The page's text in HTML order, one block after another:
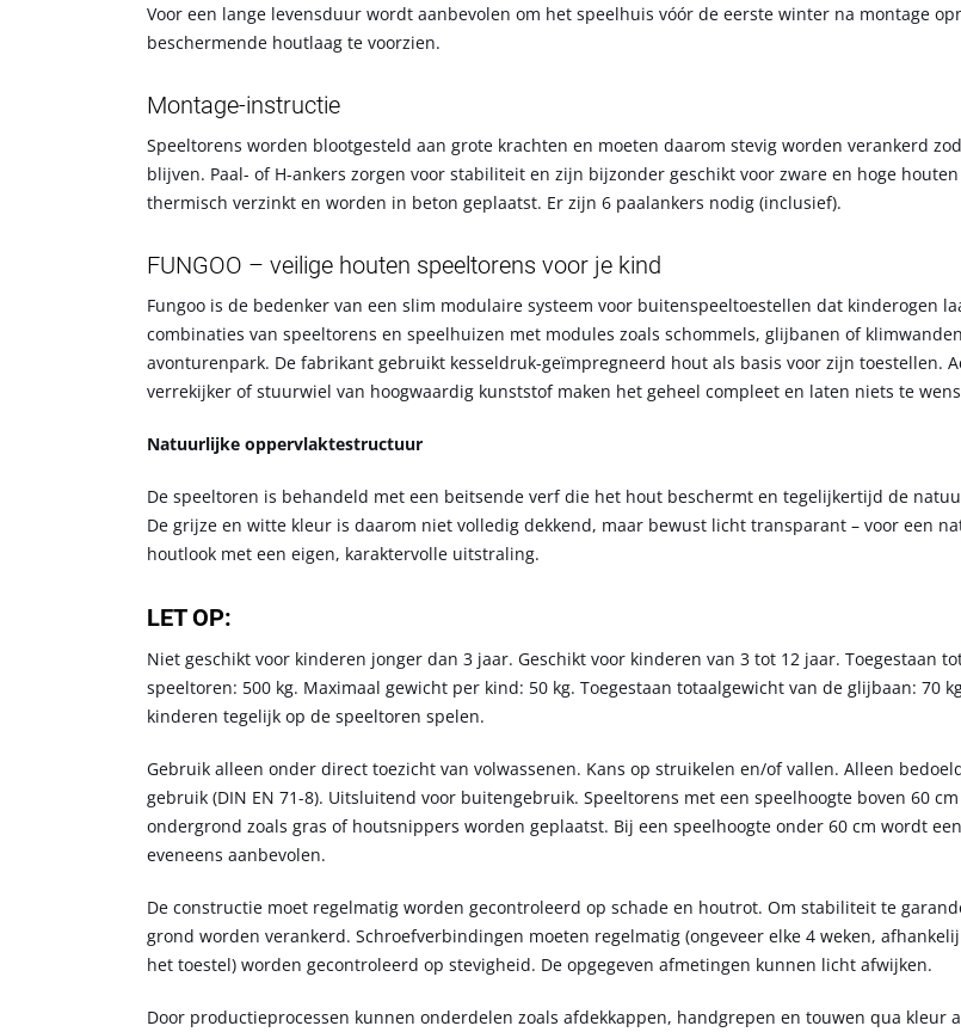
Voor een lange levensduur wordt aanbevolen om het speelhuis vóór de eerste winter na montage
beschermende houtlaag te voorzien.
Montage-instructie
Speeltorens worden blootgesteld aan grote krachten en moeten daarom stevig worden verankerd
blijven. Paal- of H-ankers zorgen voor stabiliteit en zijn bijzonder geschikt voor zware en hoge
thermisch verzinkt en worden in beton geplaatst. Er zijn 6 paalankers nodig (inclusief).
FUNGOO – veilige houten speeltorens voor je kind
Fungoo is de bedenker van een slim modulaire systeem voor buitenspeeltoestellen dat kinderogen
combinaties van speeltorens en speelhuizen met modules zoals schommels, glijbanen of
avonturenpark. De fabrikant gebruikt kesseldruk-geïmpregneerd hout als basis voor zijn toestellen.
verrekijker of stuurwiel van hoogwaardig kunststof maken het geheel compleet en laten niets te
Natuurlijke oppervlaktestructuur
De speeltoren is behandeld met een beitsende verf die het hout beschermt en tegelijkertijd de
De grijze en witte kleur is daarom niet volledig dekkend, maar bewust licht transparant – voor een
houtlook met een eigen, karaktervolle uitstraling.
LET OP:
Niet geschikt voor kinderen jonger dan 3 jaar. Geschikt voor kinderen van 3 tot 12 jaar. Toegestaan
speeltoren: 500 kg. Maximaal gewicht per kind: 50 kg. Toegestaan totaalgewicht van de glijbaan: 70
kinderen tegelijk op de speeltoren spelen.
Gebruik alleen onder direct toezicht van volwassenen. Kans op struikelen en/of vallen. Alleen
gebruik (DIN EN 71-8). Uitsluitend voor buitengebruik. Speeltorens met een speelhoogte boven 60
ondergrond zoals gras of houtsnippers worden geplaatst. Bij een speelhoogte onder 60 cm wordt
eveneens aanbevolen.
De constructie moet regelmatig worden gecontroleerd op schade en houtrot. Om stabiliteit te
grond worden verankerd. Schroefverbindingen moeten regelmatig (ongeveer elke 4 weken,
het toestel) worden gecontroleerd op stevigheid. De opgegeven afmetingen kunnen licht afwijken.
Door productieprocessen kunnen onderdelen zoals afdekkappen, handgrepen en touwen qua kleur